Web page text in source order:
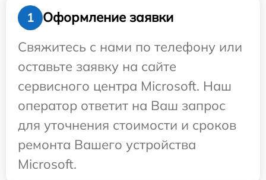
1
Оформление заявки
Свяжитесь с нами по телефону или
оставьте заявку на сайте
сервисного центра Microsoft. Наш
оператор ответит на Ваш запрос
для уточнения стоимости и сроков
ремонта Вашего устройства
Microsoft.